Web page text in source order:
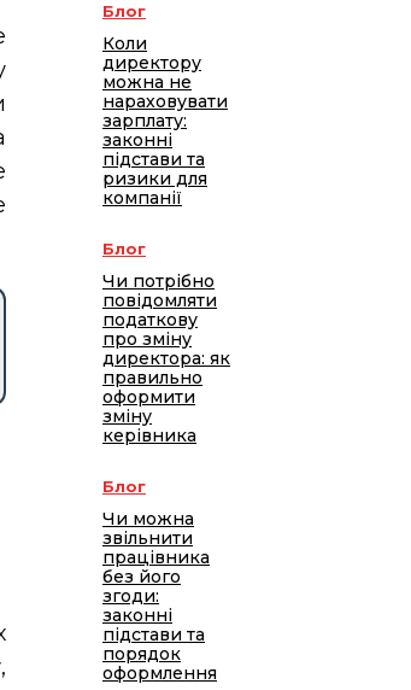
Блог
Коли
директору
можна не
нараховувати
зарплату:
законні
підстави та
ризики для
компанії
Блог
Чи потрібно
повідомляти
податкову
про зміну
директора: як
правильно
оформити
зміну
керівника
Блог
Чи можна
звільнити
працівника
без його
згоди:
законні
підстави та
порядок
оформлення